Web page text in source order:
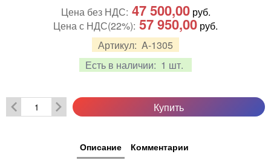
Артикул: A-1305
Есть в наличии: 1 шт.
Цена без НДС: 47 500,00руб.
Цена с НДС(22%): 57 950,00 руб.
Купить
Описание Комментарии